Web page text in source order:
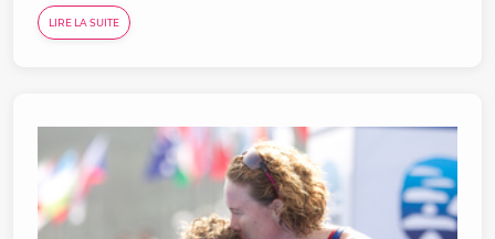
LIRE LA SUITE